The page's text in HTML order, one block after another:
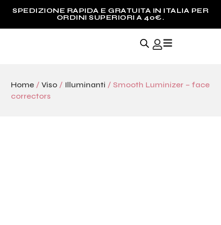
GRATUITA IN ITALIA PER
A 40€.
SPEDIZIONE
Home /Viso / Illuminanti / Smooth Luminizer – face
correctors